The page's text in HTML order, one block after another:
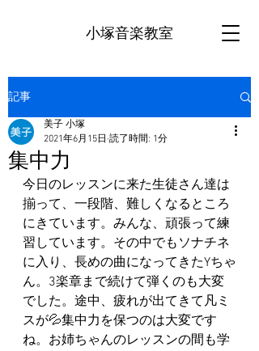
小塚音楽教室
記事
集中力
美子 小塚
2021年6月15日 読了時間: 1分
今日のレッスンに来た生徒さん達は
揃って、一段階、難しくなるところ
にきています。みんな、頑張って練
習しています。その中でもソナチネ
に入り、長めの曲になってきたYちゃ
ん。3楽章まで続けて弾くのも大変
でした。途中、疲れが出てきて凡ミ
スが💦集中力を保つのは大変です
ね。お姉ちゃんのレッスンの間も学